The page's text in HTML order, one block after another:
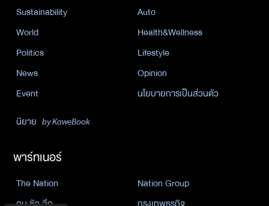
Sustainability
Auto
World
Health&Wellness
Politics
Lifestyle
News
Opinion
Event
นโยบายการเป็นส่วนตัว
นิยาย by KaweBook
พาร์ทเนอร์
The Nation
Nation Group